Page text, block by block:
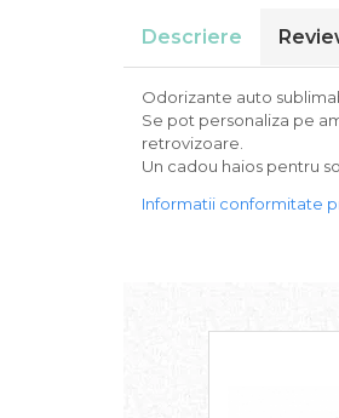
Descriere
Odorizante auto
Se pot personaliza pe
retrovizoare.
Un cadou haios pentru
Informatii conformitate